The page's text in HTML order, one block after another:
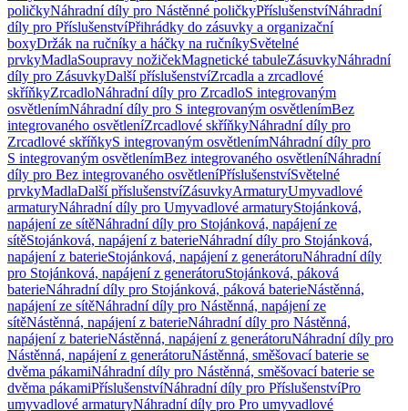
poličkyNáhradní díly pro Nástěnné poličkyPříslušenstvíNáhradní
díly pro PříslušenstvíPřihrádky do zásuvky a organizační
boxyDržák na ručníky a háčky na ručníkySvětelné
prvkyMadlaSoupravy nožičekMagnetické tabuleZásuvkyNáhradní
díly pro ZásuvkyDalší příslušenstvíZrcadla a zrcadlové
skříňkyZrcadloNáhradní díly pro ZrcadloS integrovaným
osvětlenímNáhradní díly pro S integrovaným osvětlenímBez
integrovaného osvětleníZrcadlové skříňkyNáhradní díly pro
Zrcadlové skříňkyS integrovaným osvětlenímNáhradní díly pro
S integrovaným osvětlenímBez integrovaného osvětleníNáhradní
díly pro Bez integrovaného osvětleníPříslušenstvíSvětelné
prvkyMadlaDalší příslušenstvíZásuvkyArmaturyUmyvadlové
armaturyNáhradní díly pro Umyvadlové armaturyStojánková,
napájení ze sítěNáhradní díly pro Stojánková, napájení ze
sítěStojánková, napájení z baterieNáhradní díly pro Stojánková,
napájení z baterieStojánková, napájení z generátoruNáhradní díly
pro Stojánková, napájení z generátoruStojánková, páková
baterieNáhradní díly pro Stojánková, páková baterieNástěnná,
napájení ze sítěNáhradní díly pro Nástěnná, napájení ze
sítěNástěnná, napájení z baterieNáhradní díly pro Nástěnná,
napájení z baterieNástěnná, napájení z generátoruNáhradní díly pro
Nástěnná, napájení z generátoruNástěnná, směšovací baterie se
dvěma pákamiNáhradní díly pro Nástěnná, směšovací baterie se
dvěma pákamiPříslušenstvíNáhradní díly pro PříslušenstvíPro
umyvadlové armaturyNáhradní díly pro Pro umyvadlové